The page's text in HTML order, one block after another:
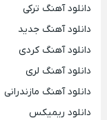
دانلود آهنگ ترکی
دانلود آهنگ جدید
دانلود آهنگ کردی
دانلود آهنگ لری
دانلود آهنگ مازندرانی
دانلود ریمیکس